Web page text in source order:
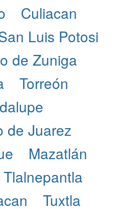
Culiacan
Luis Potosi
de Zuniga
Torreón
de Juarez
Mazatlán
Tlalnepantla
Tuxtla